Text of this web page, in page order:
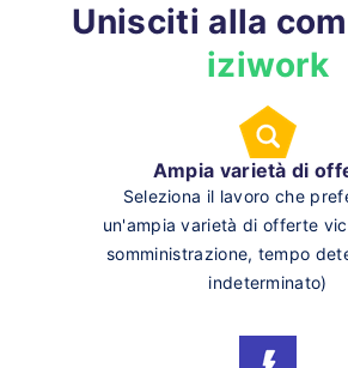
Unisciti alla
iziwork
Ampia varietà di
Seleziona il lavoro che
un'ampia varietà di offerte
somministrazione, tempo
indeterminato)